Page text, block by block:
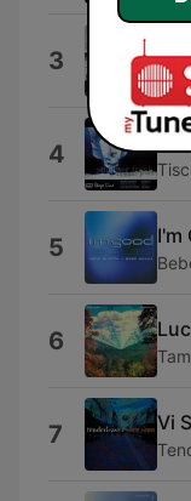
3
4
5 I'm
6
7 Vi